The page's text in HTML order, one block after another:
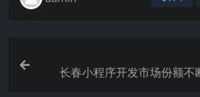
长春小程序开发市场份额不